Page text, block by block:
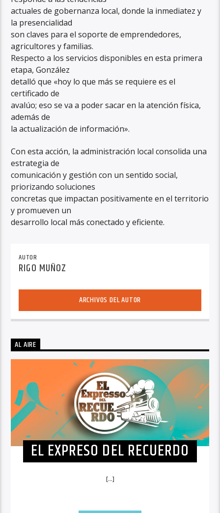
actuales de gobernanza local, donde la inmediatez y
la presencialidad
son claves para el soporte de emprendedores,
agricultores y familias.
Respecto a los servicios disponibles en esta primera
etapa, González
detalló que «hoy lo que más se requiere es el
certificado de
avalúo; eso se va a poder sacar en la atención física,
además de
la actualización de información».
Con esta acción, la administración local consolida una
estrategia de
comunicación y gestión con un sentido social,
priorizando soluciones
concretas que impactan positivamente en el territorio
y promueven un
desarrollo local más conectado y eficiente.
AUTOR
RIGO MUÑOZ
ARCHIVOS DEL AUTOR
AL AIRE
EL EXPRESO DEL RECUERDO
[...]